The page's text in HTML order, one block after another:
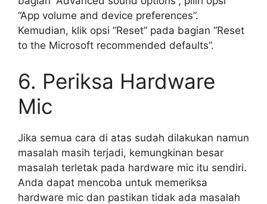
“App volume and device preferences”.
Kemudian, klik opsi “Reset” pada bagian “Reset
to the Microsoft recommended defaults”.
6. Periksa Hardware
Mic
Jika semua cara di atas sudah dilakukan namun
masalah masih terjadi, kemungkinan besar
masalah terletak pada hardware mic itu sendiri.
Anda dapat mencoba untuk memeriksa
hardware mic dan pastikan tidak ada masalah